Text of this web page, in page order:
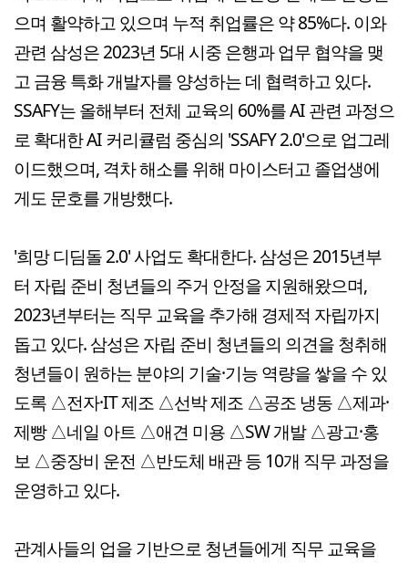
으며 활약하고 있으며 누적 취업률은 약 85%다. 이와
관련 삼성은 2023년 5대 시중 은행과 업무 협약을 맺
고 금융 특화 개발자를 양성하는 데 협력하고 있다.
SSAFY는 올해부터 전체 교육의 60%를 AI 관련 과정으
로 확대한 AI 커리큘럼 중심의 'SSAFY 2.0'으로 업그레
이드했으며, 격차 해소를 위해 마이스터고 졸업생에
게도 문호를 개방했다.
'희망 디딤돌 2.0' 사업도 확대한다. 삼성은 2015년부
터 자립 준비 청년들의 주거 안정을 지원해왔으며,
2023년부터는 직무 교육을 추가해 경제적 자립까지
돕고 있다. 삼성은 자립 준비 청년들의 의견을 청취해
청년들이 원하는 분야의 기술·기능 역량을 쌓을 수 있
도록 △전자·IT 제조 △선박 제조 △공조 냉동 △제과·
제빵 △네일 아트 △애견 미용 △SW 개발 △광고·홍
보 △중장비 운전 △반도체 배관 등 10개 직무 과정을
운영하고 있다.
관계사들의 업을 기반으로 청년들에게 직무 교육을